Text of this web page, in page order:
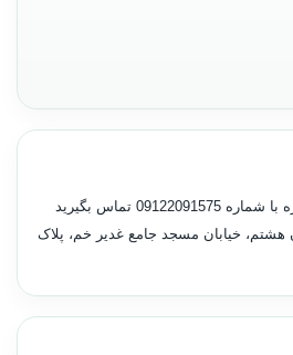
با شماره 09122091575 تماس بگیرید
هشتم، خیابان مسجد جامع غدیر خم، پلاک